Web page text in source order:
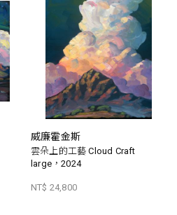
威廉霍金斯
雲朵上的工藝 Cloud Craft
large，2024
NT$ 24,800